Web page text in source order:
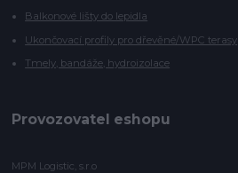
Balkonové lišty do lepidla
Ukončovací profily pro dřevěné/WPC terasy
Tmely, bandáže, hydroizolace
Provozovatel eshopu
MPM Logistic, s.r.o